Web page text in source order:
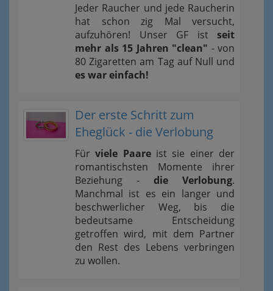
Jeder Raucher und jede Raucherin
hat schon zig Mal versucht,
aufzuhören! Unser GF ist seit
mehr als 15 Jahren "clean" - von
80 Zigaretten am Tag auf Null und
es war einfach!
Der erste Schritt zum
Eheglück - die Verlobung
Fürviele Paareist sie einer der
romantischsten Momente ihrer
Beziehung - die Verlobung.
Manchmal ist es ein langer und
beschwerlicher Weg, bis die
bedeutsame Entscheidung
getroffen wird, mit dem Partner
den Rest des Lebens verbringen
zu wollen.